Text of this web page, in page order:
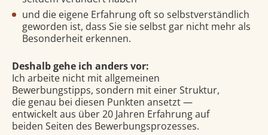
und die eigene Erfahrung oft so selbstverständlich
geworden ist, dass Sie sie selbst gar nicht mehr als
Besonderheit erkennen.
Deshalb gehe ich anders vor:
Ich arbeite nicht mit allgemeinen
Bewerbungstipps, sondern mit einer Struktur,
die genau bei diesen Punkten ansetzt —
entwickelt aus über 20 Jahren Erfahrung auf
beiden Seiten des Bewerbungsprozesses.